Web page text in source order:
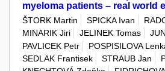
myeloma patients – real world
ŠTORK Martin SPICKA Ivan
MINARIK Jiri
JELINEK Tomas
PAVLICEK Petr
POSPISILOVA
SEDLAK Frantisek
STRAUB Jan